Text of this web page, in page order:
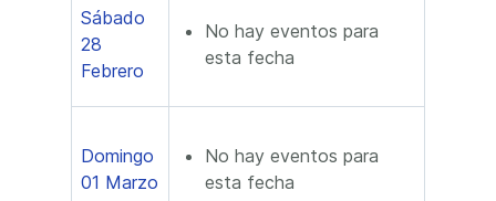
Sábado
28
Febrero
No hay eventos para
esta fecha
Domingo
01 Marzo
No hay eventos para
esta fecha